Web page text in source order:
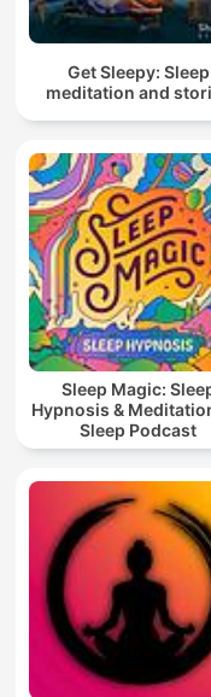
Get Sleepy: Sleep
meditation and
Sleep Magic:
Hypnosis &
Sleep Podcast